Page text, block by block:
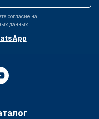
согласие на
данных